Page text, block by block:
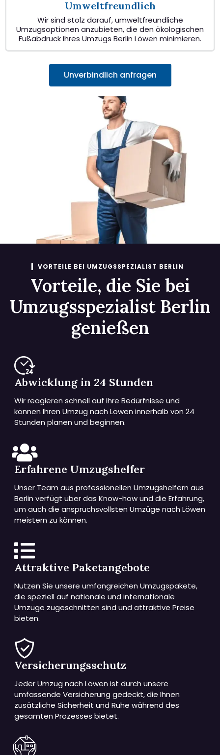
Umweltfreundlich
Wir sind stolz darauf, umweltfreundliche
Umzugsoptionen anzubieten, die den ökologischen
Fußabdruck Ihres Umzugs Berlin Löwen minimieren.
Unverbindlich anfragen
VORTEILE BEI UMZUGSSPEZIALIST BERLIN
Vorteile, die Sie bei
Umzugsspezialist Berlin
genießen
Abwicklung in 24 Stunden
Wir reagieren schnell auf Ihre Bedürfnisse und
können Ihren Umzug nach Löwen innerhalb von 24
Stunden planen und beginnen.
Erfahrene Umzugshelfer
Unser Team aus professionellen Umzugshelfern aus
Berlin verfügt über das Know-how und die Erfahrung,
um auch die anspruchsvollsten Umzüge nach Löwen
meistern zu können.
Attraktive Paketangebote
Nutzen Sie unsere umfangreichen Umzugspakete,
die speziell auf nationale und internationale
Umzüge zugeschnitten sind und attraktive Preise
bieten.
Versicherungsschutz
Jeder Umzug nach Löwen ist durch unsere
umfassende Versicherung gedeckt, die Ihnen
zusätzliche Sicherheit und Ruhe während des
gesamten Prozesses bietet.